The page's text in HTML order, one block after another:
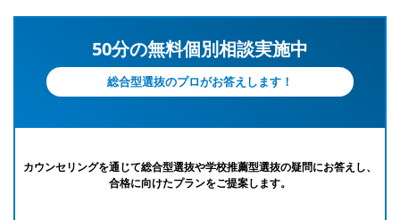
50分の無料個別相談実施中
総合型選抜のプロがお答えします！
カウンセリングを通じて総合型選抜や学校推薦型選抜の疑問にお答えし、
合格に向けたプランをご提案します。